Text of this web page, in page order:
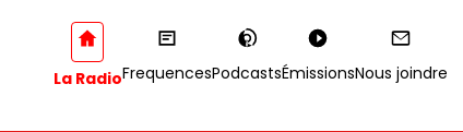
La RadioFrequencesPodcastsÉmissionsNous joindre